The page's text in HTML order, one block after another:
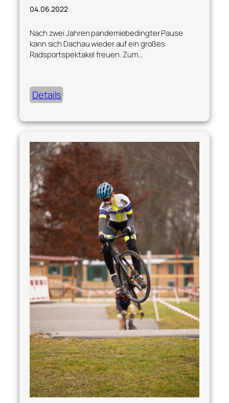
04.06.2022
Nach zwei Jahren pandemiebedingter Pause
kann sich Dachau wieder auf ein großes
Radsportspektakel freuen. Zum…
Details